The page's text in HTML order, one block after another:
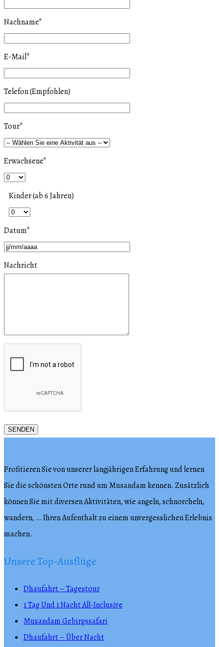
Nachname*
E-Mail*
Telefon (Empfohlen)
Tour*
Erwachsene*
Kinder (ab 6 Jahren)
Datum*
Nachricht
Profitieren Sie von unserer langjährigen Erfahrung und lernen
Sie die schönsten Orte rund um Musandam kennen. Zusätzlich
können Sie mit diversen Aktivitäten, wie angeln, schnorcheln,
wandern, … Ihren Aufenthalt zu einem unvergesslichen Erlebnis
machen.
Unsere Top-Ausflüge
Dhaufahrt – Tagestour
1 Tag Und 1 Nacht All-Inclusive
Musandam Gebirgssafari
Dhaufahrt – Über Nacht